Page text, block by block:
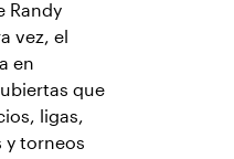
Randy
vez, el
en
que
ligas,
y torneos